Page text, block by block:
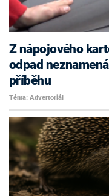
Z nápojového
odpad
příběhu
Téma: Advertoriál